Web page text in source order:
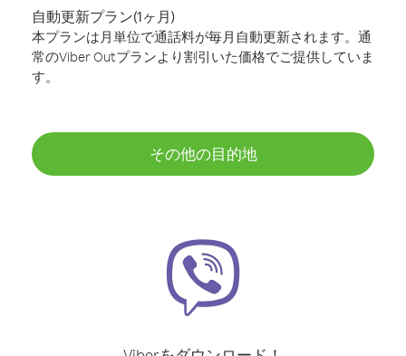
自動更新プラン(1ヶ月)
本プランは月単位で通話料が毎月自動更新されます。通
常のViber Outプランより割引いた価格でご提供していま
す。
その他の目的地